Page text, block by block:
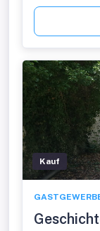
Kauf